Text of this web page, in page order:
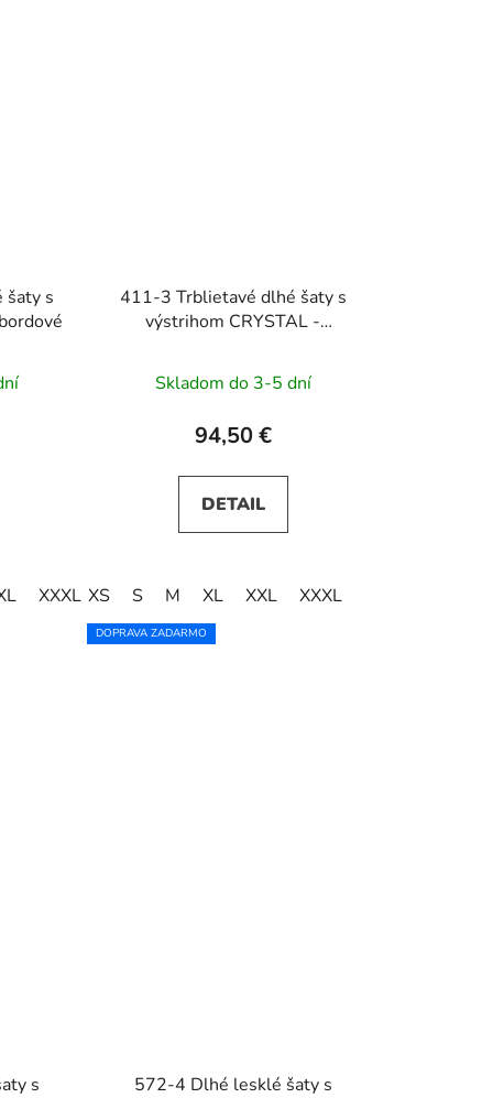
šaty s
XXXL
411-3 Trblietavé dlhé šaty s
výstrihom CRYSTAL -
Skladom do 3-5 dní
94,50 €
DETAIL
XS S M XL XXL XXXL
s
DOPRAVA ZADARMO
572-4 Dlhé lesklé šaty s